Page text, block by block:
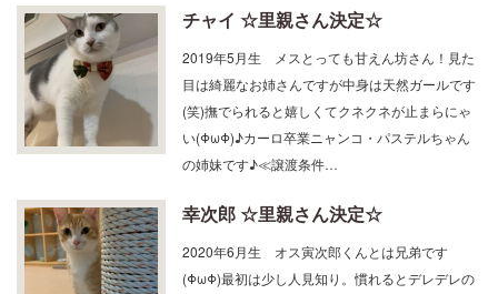
チャイ ☆里親さん決定☆
2019年5月生 メスとっても甘えん坊さん！見た
目は綺麗なお姉さんですが中身は天然ガールです
(笑)撫でられると嬉しくてクネクネが止まらにゃ
い(ΦωΦ)♪カーロ卒業ニャンコ・パステルちゃん
の姉妹です♪≪譲渡条件…
幸次郎 ☆里親さん決定☆
2020年6月生 オス寅次郎くんとは兄弟です
(ΦωΦ)最初は少し人見知り。慣れるとデレデレの